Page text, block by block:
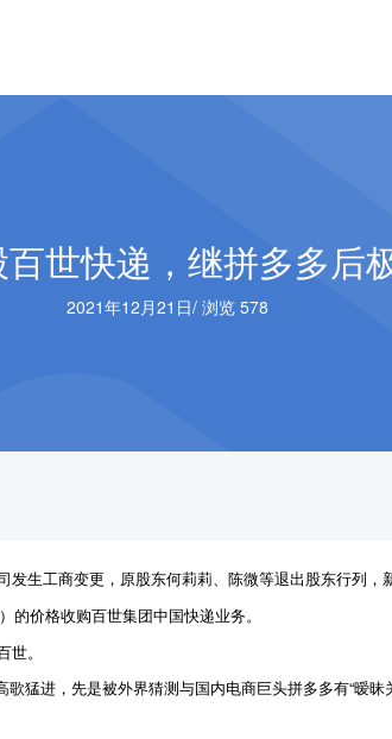
世快递，继拼多多后
2021年12月21日/ 浏览 578
生工商变更，原股东何莉莉、陈微等退出股东行列，
价格收购百世集团中国快递业务。
。
猛进，先是被外界猜测与国内电商巨头拼多多有“暧